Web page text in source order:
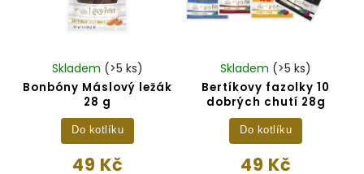
Bonbóny Máslový ležák
28 g
Skladem (>5 ks)
49 Kč
Do kotlíku
Bertíkovy fazolky 10
dobrých chutí 28g
Skladem (>5 ks)
49 Kč
Do kotlíku